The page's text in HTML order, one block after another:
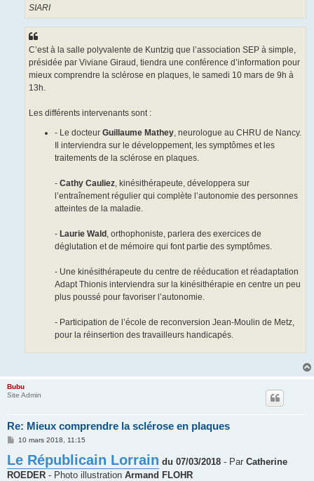
SIARI
C’est à la salle polyvalente de Kuntzig que l’association SEP à simple,
présidée par Viviane Giraud, tiendra une conférence d’information pour
mieux comprendre la sclérose en plaques, le samedi 10 mars de 9h à
13h.
Les différents intervenants sont :
- Le docteurGuillaume Mathey , neurologue au CHRU de Nancy.
Il interviendra sur le développement, les symptômes et les
traitements de la sclérose en plaques.
-Cathy Cauliez , kinésithérapeute, développera sur
l’entraînement régulier qui complète l’autonomie des personnes
atteintes de la maladie.
-Laurie Wald , orthophoniste, parlera des exercices de
déglutation et de mémoire qui font partie des symptômes.
- Une kinésithérapeute du centre de rééducation et réadaptation
Adapt Thionis interviendra sur la kinésithérapie en centre un peu
plus poussé pour favoriser l’autonomie.
- Participation de l’école de reconversion Jean-Moulin de Metz,
pour la réinsertion des travailleurs handicapés.
Bubu
Site Admin
Re: Mieux comprendre la sclérose en plaques
M
s
s
a
10 mars 2018, 11:15
Le Républicain Lorrain du 07/03/2018 - Par Catherine
ROEDER - Photo illustration Armand FLOHR